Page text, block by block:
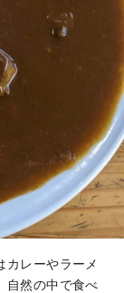
カレーやラーメ
自然の中で食べ